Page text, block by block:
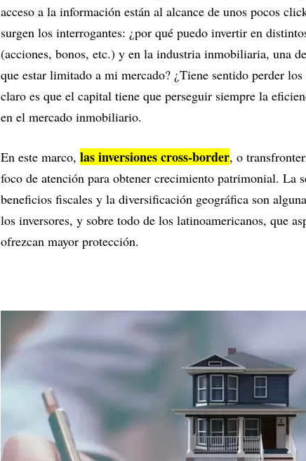
acceso a la información están al alcance de unos pocos
surgen los interrogantes: ¿por qué puedo invertir en
(acciones, bonos, etc.) y en la industria inmobiliaria, una
que estar limitado a mi mercado? ¿Tiene sentido perder
claro es que el capital tiene que perseguir siempre la
en el mercado inmobiliario.
En este marco, las inversiones cross-border, o
foco de atención para obtener crecimiento patrimonial. La
beneficios fiscales y la diversificación geográfica son
los inversores, y sobre todo de los latinoamericanos, que
ofrezcan mayor protección.